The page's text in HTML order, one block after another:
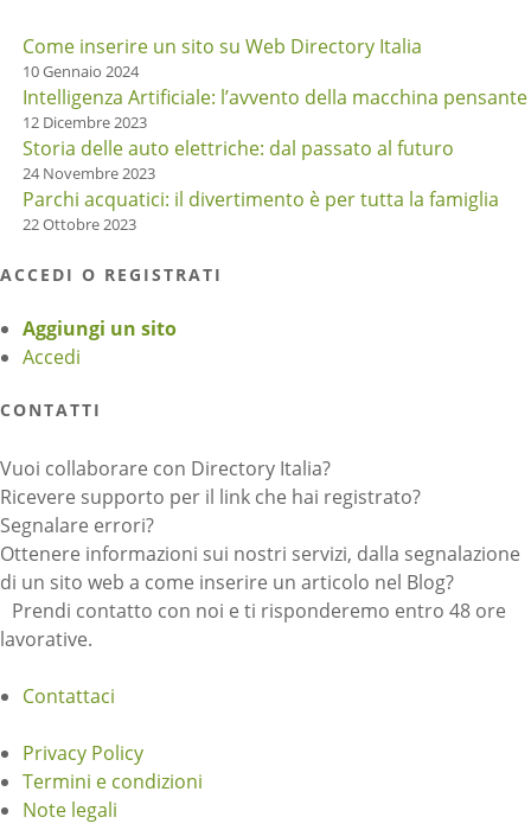
Come inserire un sito su Web Directory Italia
10 Gennaio 2024
Intelligenza Artificiale: l’avvento della macchina pensante
12 Dicembre 2023
Storia delle auto elettriche: dal passato al futuro
24 Novembre 2023
Parchi acquatici: il divertimento è per tutta la famiglia
22 Ottobre 2023
ACCEDI O REGISTRATI
Aggiungi un sito
Accedi
CONTATTI
Vuoi collaborare con Directory Italia?
Ricevere supporto per il link che hai registrato?
Segnalare errori?
Ottenere informazioni sui nostri servizi, dalla segnalazione
di un sito web a come inserire un articolo nel Blog?
Prendi contatto con noi e ti risponderemo entro 48 ore
lavorative.
Contattaci
Privacy Policy
Termini e condizioni
Note legali